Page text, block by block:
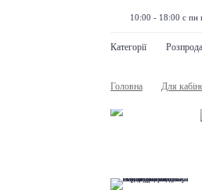
10:00 - 18:00 с пн
Категорії
Головна Для